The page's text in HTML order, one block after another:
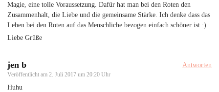
Magie, eine tolle Voraussetzung. Dafür hat man bei den Roten den
Zusammenhalt, die Liebe und die gemeinsame Stärke. Ich denke dass das
Leben bei den Roten auf das Menschliche bezogen einfach schöner ist :)
Liebe Grüße
jen b
Veröffentlicht am 2. Juli 2017 um 20:20 Uhr
Antworten
Huhu